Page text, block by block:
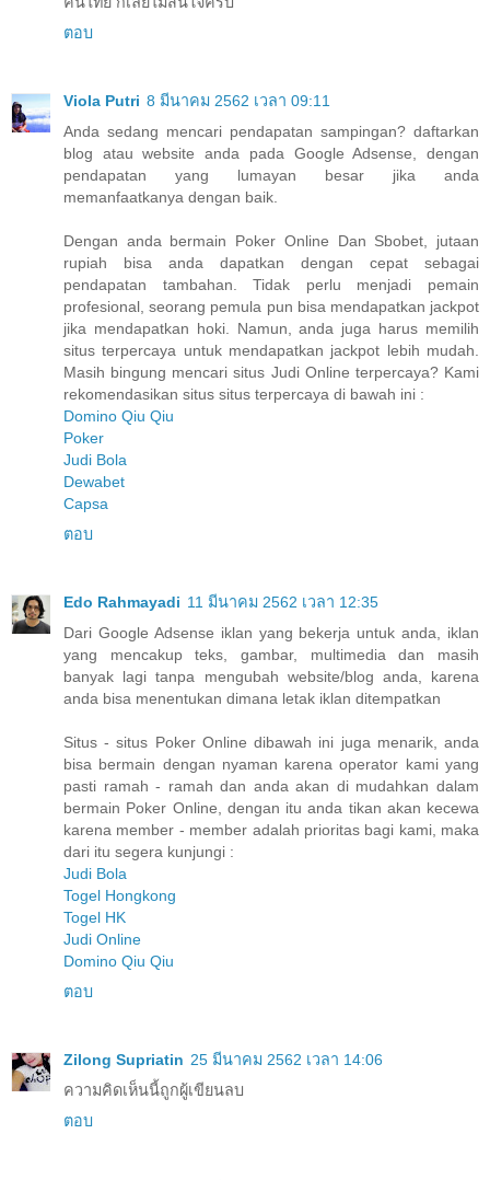
ตอบ
Viola Putri 8 มีนาคม 2562 เวลา 09:11
Anda sedang mencari pendapatan sampingan? daftarkan
blog atau website anda pada Google Adsense, dengan
pendapatan yang lumayan besar jika anda
memanfaatkanya dengan baik.
Dengan anda bermain Poker Online Dan Sbobet, jutaan
rupiah bisa anda dapatkan dengan cepat sebagai
pendapatan tambahan. Tidak perlu menjadi pemain
profesional, seorang pemula pun bisa mendapatkan jackpot
jika mendapatkan hoki. Namun, anda juga harus memilih
situs terpercaya untuk mendapatkan jackpot lebih mudah.
Masih bingung mencari situs Judi Online terpercaya? Kami
rekomendasikan situs situs terpercaya di bawah ini :
Domino Qiu Qiu
Poker
Judi Bola
Dewabet
Capsa
ตอบ
Edo Rahmayadi 11 มีนาคม 2562 เวลา 12:35
Dari Google Adsense iklan yang bekerja untuk anda, iklan
yang mencakup teks, gambar, multimedia dan masih
banyak lagi tanpa mengubah website/blog anda, karena
anda bisa menentukan dimana letak iklan ditempatkan
Situs - situs Poker Online dibawah ini juga menarik, anda
bisa bermain dengan nyaman karena operator kami yang
pasti ramah - ramah dan anda akan di mudahkan dalam
bermain Poker Online, dengan itu anda tikan akan kecewa
karena member - member adalah prioritas bagi kami, maka
dari itu segera kunjungi :
Judi Bola
Togel Hongkong
Togel HK
Judi Online
Domino Qiu Qiu
ตอบ
Zilong Supriatin 25 มีนาคม 2562 เวลา 14:06
ความคิดเห็นนี้ถูกผู้เขียนลบ
ตอบ